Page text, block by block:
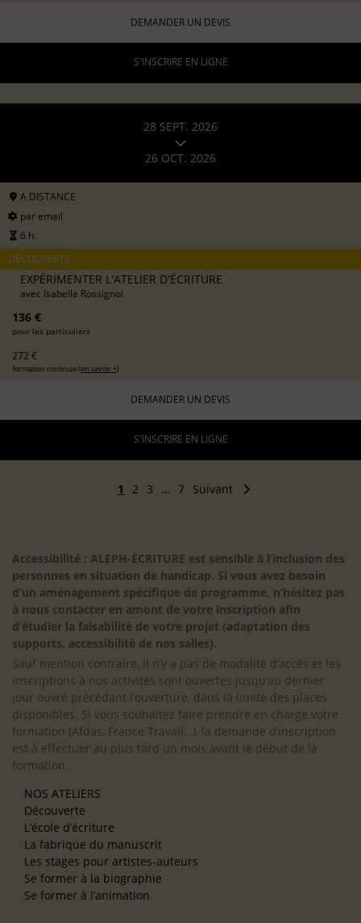
DEMANDER UN DEVIS
S'INSCRIRE EN LIGNE
28 SEPT. 2026
26 OCT. 2026
A DISTANCE
par email
6 h.
DÉCOUVERTE
EXPÉRIMENTER L'ATELIER D'ÉCRITURE
avec Isabelle Rossignol
136 €
pour les particuliers
272 €
formation continue (en savoir +)
DEMANDER UN DEVIS
S'INSCRIRE EN LIGNE
1 2 3 … 7 Suivant
Accessibilité : ALEPH-ÉCRITURE est sensible à l’inclusion des
personnes en situation de handicap. Si vous avez besoin
d’un aménagement spécifique de programme, n’hésitez pas
à nous contacter en amont de votre inscription afin
d’étudier la faisabilité de votre projet (adaptation des
supports, accessibilité de nos salles).
Sauf mention contraire, il n’y a pas de modalité d’accès et les
inscriptions à nos activités sont ouvertes jusqu’au dernier
jour ouvré précédant l’ouverture, dans la limite des places
disponibles. Si vous souhaitez faire prendre en charge votre
formation (Afdas, France Travail…), la demande d’inscription
est à effectuer au plus tard un mois avant le début de la
formation.
NOS ATELIERS
Découverte
L’école d’écriture
La fabrique du manuscrit
Les stages pour artistes-auteurs
Se former à la biographie
Se former à l’animation